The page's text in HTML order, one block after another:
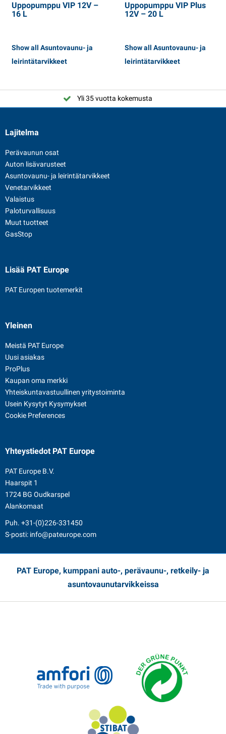
Uppopumppu VIP 12V –
16 L
Show all Asuntovaunu- ja
leirintätarvikkeet
Uppopumppu VIP Plus
12V – 20 L
Show all Asuntovaunu- ja
leirintätarvikkeet
Yli 35 vuotta kokemusta
Lajitelma
Perävaunun osat
Auton lisävarusteet
Asuntovaunu- ja leirintätarvikkeet
Venetarvikkeet
Valaistus
Paloturvallisuus
Muut tuotteet
GasStop
Lisää PAT Europe
PAT Europen tuotemerkit
Yleinen
Meistä PAT Europe
Uusi asiakas
ProPlus
Kaupan oma merkki
Yhteiskuntavastuullinen yritystoiminta
Usein Kysytyt Kysymykset
Cookie Preferences
Yhteystiedot PAT Europe
PAT Europe B.V.
Haarspit 1
1724 BG Oudkarspel
Alankomaat
Puh. +31-(0)226-331450
S-posti: info@pateurope.com
PAT Europe, kumppani auto-, perävaunu-, retkeily- ja
asuntovaunutarvikkeissa